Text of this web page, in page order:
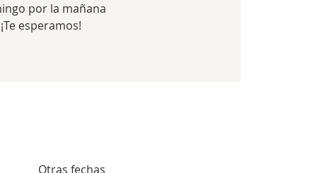
por la mañana
¡Te esperamos!
Otras fechas